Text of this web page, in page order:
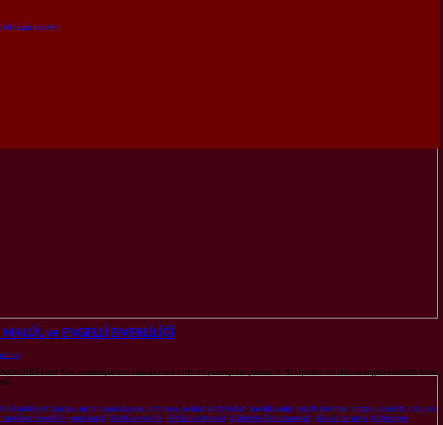
Katasterrecht)
ve ENGELLİ EMEKLİLİĞİ
Hem Türk vatandaşlarının hem de mavi kartlıları yurtdışı borçlanma ile Türkiye’den malûlen ve engelli emeklilik hakkı
60 maluliyet raporu, alman malul raporu, almanya, avukat serif yilmaz, emekli aylığı, engelli derecesi, engelli emeklisi, malulen
mavi kart emeklilik, mavi kartli, özürlü emeklilik, türkische Anwalt, türkische Rechtsanwalt, türkische rente, türkischen